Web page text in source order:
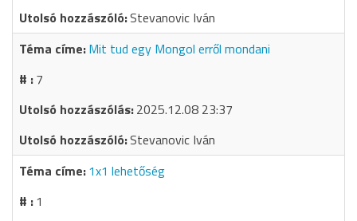
Stevanovic Iván
Mit tud egy Mongol erről mondani
7
2025.12.08 23:37
Stevanovic Iván
1x1 lehetőség
1